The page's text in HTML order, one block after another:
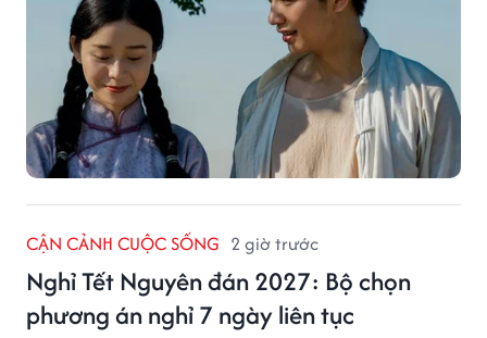
CẬN CẢNH CUỘC SỐNG 2 giờ trước
Nghỉ Tết Nguyên đán 2027: Bộ chọn
phương án nghỉ 7 ngày liên tục